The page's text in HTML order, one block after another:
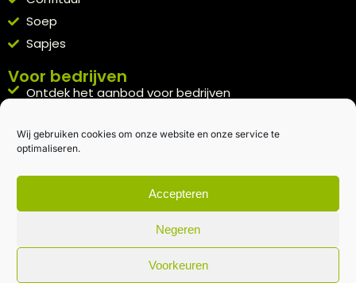
Wij gebruiken cookies om onze website en onze service te
optimaliseren.
Accepteren
Negeren
Voorkeuren
Soep
Sapjes
Voor bedrijven
Ontdek het aanbod voor bedrijven
Kennismakingspakket aanvragen
Blijft op de hoogte
Rechtstreeks van het veld naar je inbox.
Inschrijven nieuwsbrief